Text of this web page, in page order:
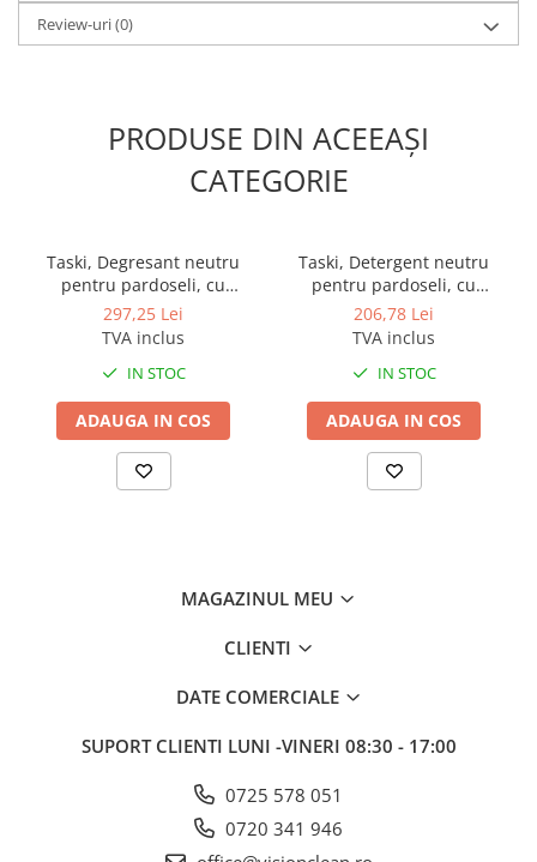
Review-uri(0)
PRODUSE DIN ACEEAȘI
CATEGORIE
Taski, Degresant neutru
pentru pardoseli, cu
spumare redusa Jontec
Best, 5L
297,25 Lei
TVA inclus
IN STOC
ADAUGA IN COS
Taski, Detergent neutru
pentru pardoseli, cu
spumare redusa Jontec 300,
5L
206,78 Lei
TVA inclus
IN STOC
ADAUGA IN COS
MAGAZINUL MEU
CLIENTI
DATE COMERCIALE
SUPORT CLIENTI LUNI -VINERI 08:30 - 17:00
0725 578 051
0720 341 946